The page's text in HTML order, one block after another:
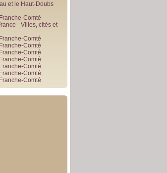
et le Haut-Doubs
Comté
- Villes, cités et
Comté
Comté
Comté
Comté
Comté
Comté
Comté